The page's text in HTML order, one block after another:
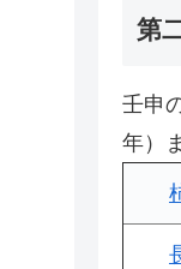
第
壬申
年）